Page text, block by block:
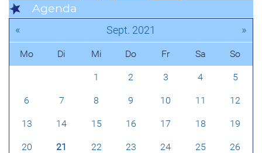
Agenda
« Sept. 2021 »
Mo Di Mi Do Fr Sa So
1 2 3 4 5
6 7 8 9 10 11 12
13 14 15 16 17 18 19
20 21 22 23 24 25 26